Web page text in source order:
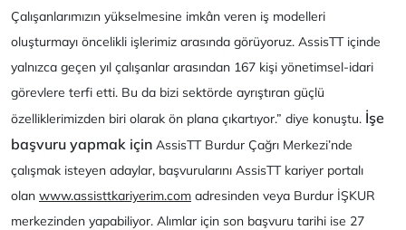
Çalışanlarımızın yükselmesine imkân veren iş modelleri
oluşturmayı öncelikli işlerimiz arasında görüyoruz. AssisTT içinde
yalnızca geçen yıl çalışanlar arasından 167 kişi yönetimsel-idari
görevlere terfi etti. Bu da bizi sektörde ayrıştıran güçlü
özelliklerimizden biri olarak ön plana çıkartıyor.” diye konuştu. İşe
başvuru yapmak için AssisTT Burdur Çağrı Merkezi’nde
çalışmak isteyen adaylar, başvurularını AssisTT kariyer portalı
olan www.assisttkariyerim.com adresinden veya Burdur İŞKUR
merkezinden yapabiliyor. Alımlar için son başvuru tarihi ise 27